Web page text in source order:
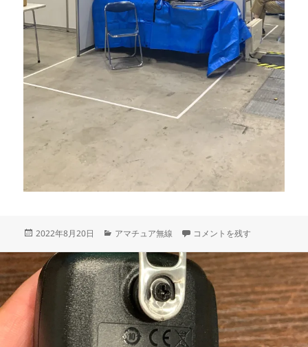
投
日:
2022年8月20日
カ
ゴ
リ
ー
アマチュア無線 ハムフェア2022参加します に
コメントを残す